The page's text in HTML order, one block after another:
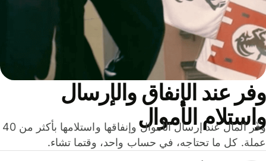
عند الإنفاق والإرسال
الأموال
وفّر المال عند إرسال الأموال وإنفاقها واستلامها بأكثر من 40
كل ما تحتاجه، في حساب واحد، وقتما تشاء.